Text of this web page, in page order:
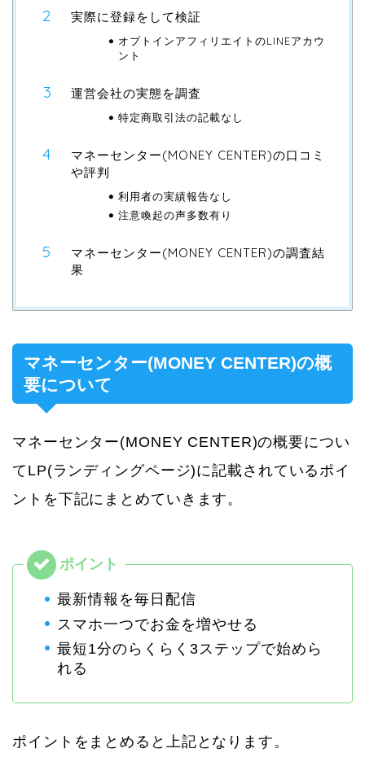
実際に登録をして検証
オプトインアフィリエイトのLINEアカウ
ント
運営会社の実態を調査
特定商取引法の記載なし
マネーセンター(MONEY CENTER)の口コミ
や評判
利用者の実績報告なし
注意喚起の声多数有り
マネーセンター(MONEY CENTER)の調査結
果
マネーセンター(MONEY CENTER)の概
要について
マネーセンター(MONEY CENTER)の概要につい
てLP(ランディングページ)に記載されているポイ
ントを下記にまとめていきます。
最新情報を毎日配信
スマホ一つでお金を増やせる
最短1分のらくらく3ステップで始めら
れる
ポイントをまとめると上記となります。